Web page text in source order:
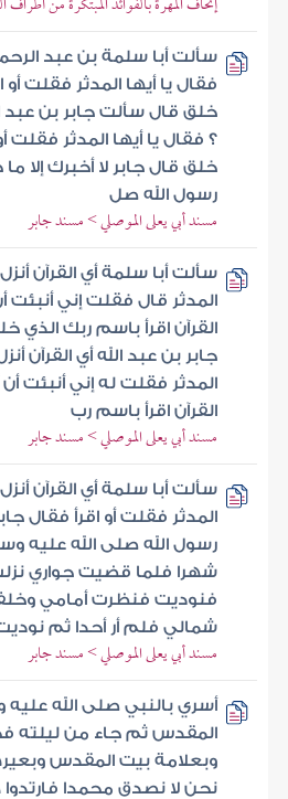
سألت أبا سلمة بن عبد
فقال يا أيها المدثر فقلت
خلق قال سألت جابر بن عبد
؟ فقال يا أيها المدثر فقلت
خلق قال جابر لا أخبرك إلا
رسول الله صل
مسند أبي يعلى الموصلي > مسند جابر
سألت أبا سلمة أي القرآن
المدثر قال فقلت إني
القرآن اقرأ باسم ربك
جابر بن عبد الله أي القرآن
المدثر فقلت له إني أنبئت
القرآن اقرأ باسم رب
مسند أبي يعلى الموصلي > مسند جابر
سألت أبا سلمة أي القرآن
المدثر فقلت أو اقرأ فقال
رسول الله صلى الله عليه
شهرا فلما قضيت جواري
فنوديت فنظرت أمامي
شمالي فلم أر أحدا ثم
مسند أبي يعلى الموصلي > مسند جابر
أسري بالنبي صلى الله
المقدس ثم جاء من ليلته
وبعلامة بيت المقدس
نحن لا نصدق محمدا فارتدوا